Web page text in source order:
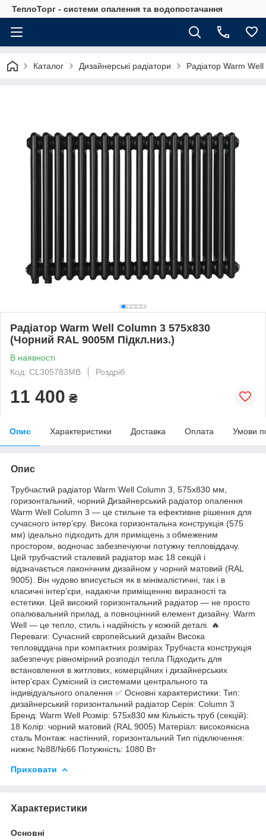
ТеплоТорг - системи опалення та водопостачання
Каталог Дизайнерські радіатори Радіатор Warm
Радіатор Warm Well Column 3 575x830
(Чорний RAL 9005M Підкл.низ.)
В наявності
Код: CL305783MB
Роздріб
11 400 ₴
Опис Характеристики Доставка Оплата Умови
Опис
Трубчастий радіатор Warm Well Column 3, 575x830 мм,
горизонтальний, чорний Дизайнерський радіатор опалення
Warm Well Column 3 — це стильне та ефективне рішення для
сучасного інтер’єру. Висока горизонтальна конструкція (575
мм) ідеально підходить для приміщень з обмеженим
простором, водночас забезпечуючи потужну тепловіддачу.
Цей трубчастий сталевий радіатор має 18 секцій і
відзначається лаконічним дизайном у чорний матовий (RAL
9005). Він чудово вписується як в мінімалістичні, так і в
класичні інтер’єри, надаючи приміщенню виразності та
естетики. Цей високий горизонтальний радіатор — не просто
опалювальний прилад, а повноцінний елемент дизайну. Warm
Well — це тепло, стиль і надійність у кожній деталі. 🔥
Переваги: Сучасний європейський дизайн Висока
тепловіддача при компактних розмірах Трубчаста конструкція
забезпечує рівномірний розподіл тепла Підходить для
встановлення в житлових, комерційних і дизайнерських
інтер’єрах Сумісний із системами центрального та
індивідуального опалення ✅ Основні характеристики: Тип:
дизайнерський горизонтальний радіатор Серія: Column 3
Бренд: Warm Well Розмір: 575x830 мм Кількість труб (секцій):
18 Колір: чорний матовий (RAL 9005) Матеріал: високоякісна
сталь Монтаж: настінний, горизонтальний Тип підключення:
нижнє №88/№66 Потужність: 1080 Вт
Приховати
Характеристики
Основні